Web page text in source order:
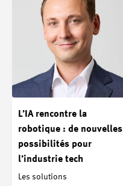
L’IA rencontre la
robotique : de nouvelles
possibilités pour
l’industrie tech
Les solutions